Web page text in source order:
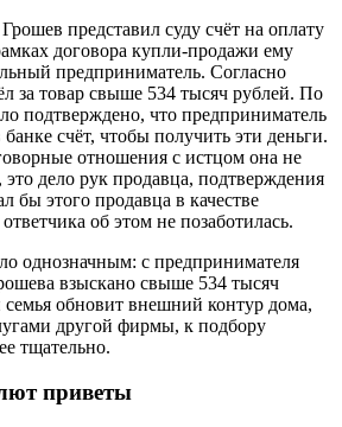
представил суду счёт на оплату
договора купли-продажи ему
предприниматель. Согласно
за товар свыше 534 тысяч рублей. По
подтверждено, что предприниматель
счёт, чтобы получить эти деньги.
отношения с истцом она не
дело рук продавца, подтверждения
бы этого продавца в качестве
об этом не позаботилась.​
однозначным: с предпринимателя
взыскано свыше 534 тысяч
обновит внешний контур дома,
другой фирмы, к подбору
тщательно.
приветы